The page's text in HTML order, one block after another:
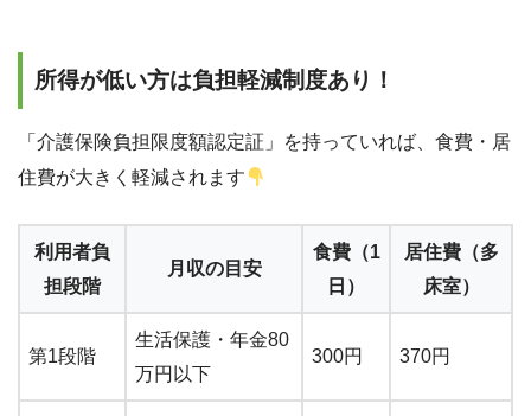
所得が低い方は負担軽減制度あり！
「介護保険負担限度額認定証」を持っていれば、食費・居
住費が大きく軽減されます
利用者負
担段階
月収の目安
食費（1
日）
居住費（多
床室）
第1段階
生活保護・年金80
万円以下
300円 370円